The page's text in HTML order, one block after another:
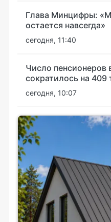
Глава Минцифры:
остается навсегда»
сегодня, 11:40
Число пенсионеров
сократилось на 409
сегодня, 10:07